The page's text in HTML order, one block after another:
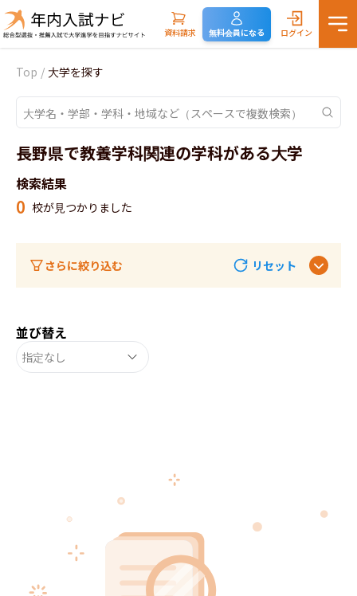
資料請求 無料会員になる ログイン
Top / 大学を探す
長野県で教養学科関連の学科がある大学
検索結果
0 校が見つかりました
さらに絞り込む リセット
並び替え
指定なし